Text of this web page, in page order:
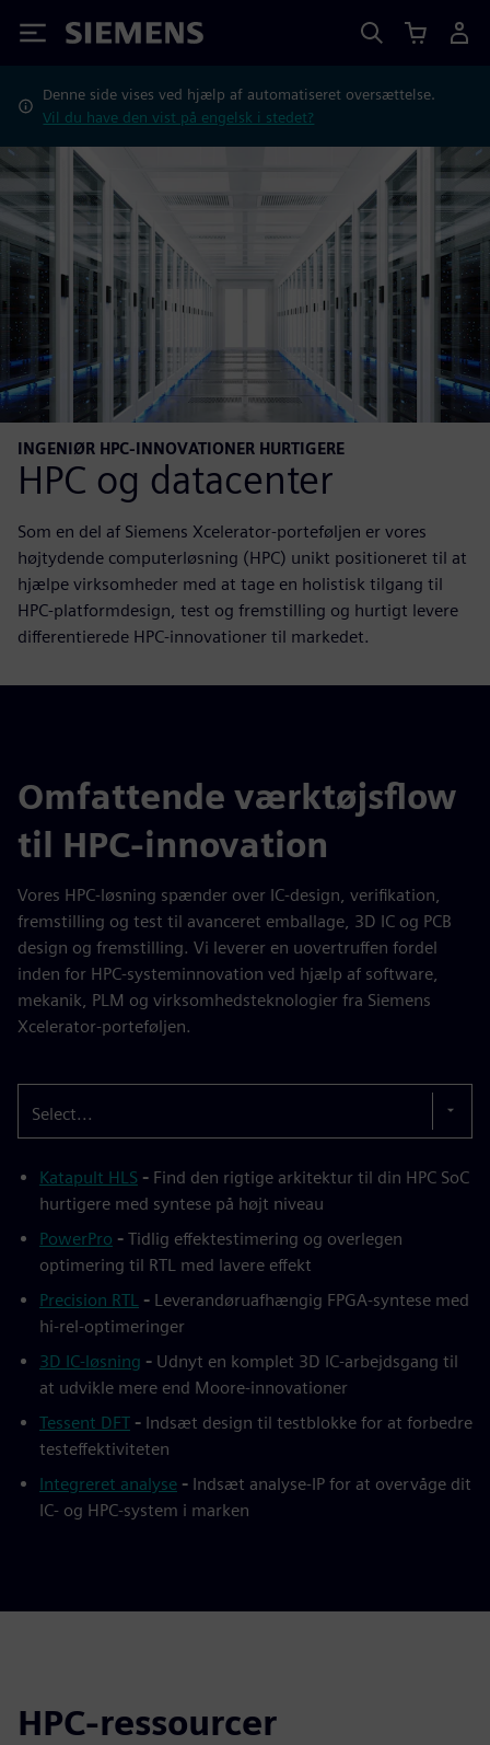
Siemens
Denne side vises ved hjælp af automatiseret oversættelse.
Vil du have den vist på engelsk i stedet?
INGENIØR HPC-INNOVATIONER HURTIGERE
HPC og datacenter
Som en del af Siemens Xcelerator-porteføljen er vores
højtydende computerløsning (HPC) unikt positioneret til at
hjælpe virksomheder med at tage en holistisk tilgang til
HPC-platformdesign, test og fremstilling og hurtigt levere
differentierede HPC-innovationer til markedet.
Omfattende værktøjsflow
til HPC-innovation
Vores HPC-løsning spænder over IC-design, verifikation,
fremstilling og test til avanceret emballage, 3D IC og PCB
design og fremstilling. Vi leverer en uovertruffen fordel
inden for HPC-systeminnovation ved hjælp af software,
mekanik, PLM og virksomhedsteknologier fra Siemens
Xcelerator-porteføljen.
Select...
Katapult HLS - Find den rigtige arkitektur til din HPC SoC
hurtigere med syntese på højt niveau
PowerPro - Tidlig effektestimering og overlegen
optimering til RTL med lavere effekt
Precision RTL - Leverandøruafhængig FPGA-syntese med
hi-rel-optimeringer
3D IC-løsning - Udnyt en komplet 3D IC-arbejdsgang til
at udvikle mere end Moore-innovationer
Tessent DFT - Indsæt design til testblokke for at forbedre
testeffektiviteten
Integreret analyse - Indsæt analyse-IP for at overvåge dit
IC- og HPC-system i marken
HPC-ressourcer